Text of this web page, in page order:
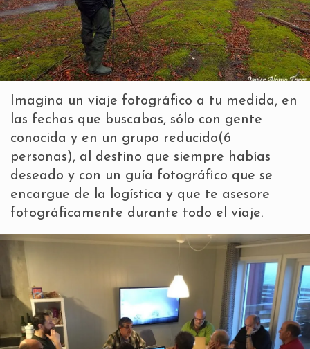
Imagina un viaje fotográfico a tu medida, en
las fechas que buscabas, sólo con gente
conocida y en un grupo reducido(6
personas), al destino que siempre habías
deseado y con un guía fotográfico que se
encargue de la logística y que te asesore
fotográficamente durante todo el viaje.